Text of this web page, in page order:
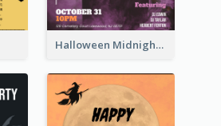
Halloween Midnight Party Poster